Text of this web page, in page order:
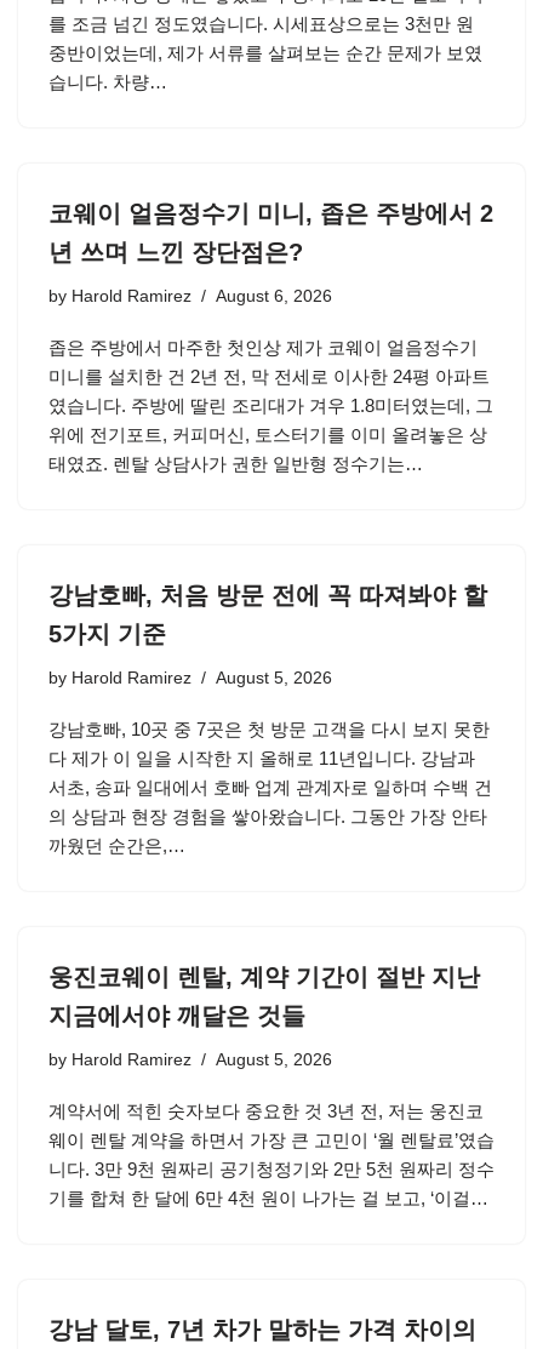
를 조금 넘긴 정도였습니다. 시세표상으로는 3천만 원
중반이었는데, 제가 서류를 살펴보는 순간 문제가 보였
습니다. 차량…
코웨이 얼음정수기 미니, 좁은 주방에서 2
년 쓰며 느낀 장단점은?
by Harold Ramirez August 6, 2026
좁은 주방에서 마주한 첫인상 제가 코웨이 얼음정수기
미니를 설치한 건 2년 전, 막 전세로 이사한 24평 아파트
였습니다. 주방에 딸린 조리대가 겨우 1.8미터였는데, 그
위에 전기포트, 커피머신, 토스터기를 이미 올려놓은 상
태였죠. 렌탈 상담사가 권한 일반형 정수기는…
강남호빠, 처음 방문 전에 꼭 따져봐야 할
5가지 기준
by Harold Ramirez August 5, 2026
강남호빠, 10곳 중 7곳은 첫 방문 고객을 다시 보지 못한
다 제가 이 일을 시작한 지 올해로 11년입니다. 강남과
서초, 송파 일대에서 호빠 업계 관계자로 일하며 수백 건
의 상담과 현장 경험을 쌓아왔습니다. 그동안 가장 안타
까웠던 순간은,…
웅진코웨이 렌탈, 계약 기간이 절반 지난
지금에서야 깨달은 것들
by Harold Ramirez August 5, 2026
계약서에 적힌 숫자보다 중요한 것 3년 전, 저는 웅진코
웨이 렌탈 계약을 하면서 가장 큰 고민이 ‘월 렌탈료’였습
니다. 3만 9천 원짜리 공기청정기와 2만 5천 원짜리 정수
기를 합쳐 한 달에 6만 4천 원이 나가는 걸 보고, ‘이걸…
강남 달토, 7년 차가 말하는 가격 차이의